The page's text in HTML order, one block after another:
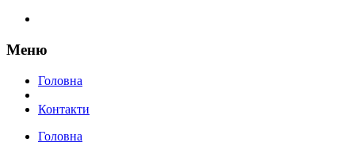
Меню
Головна
Контакти
Головна